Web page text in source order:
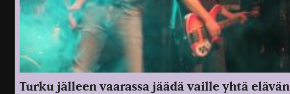
Turku jälleen vaarassa jäädä vaille yhtä elävän